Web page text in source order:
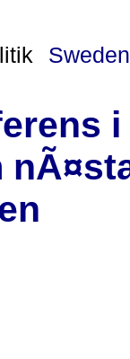
Sweden